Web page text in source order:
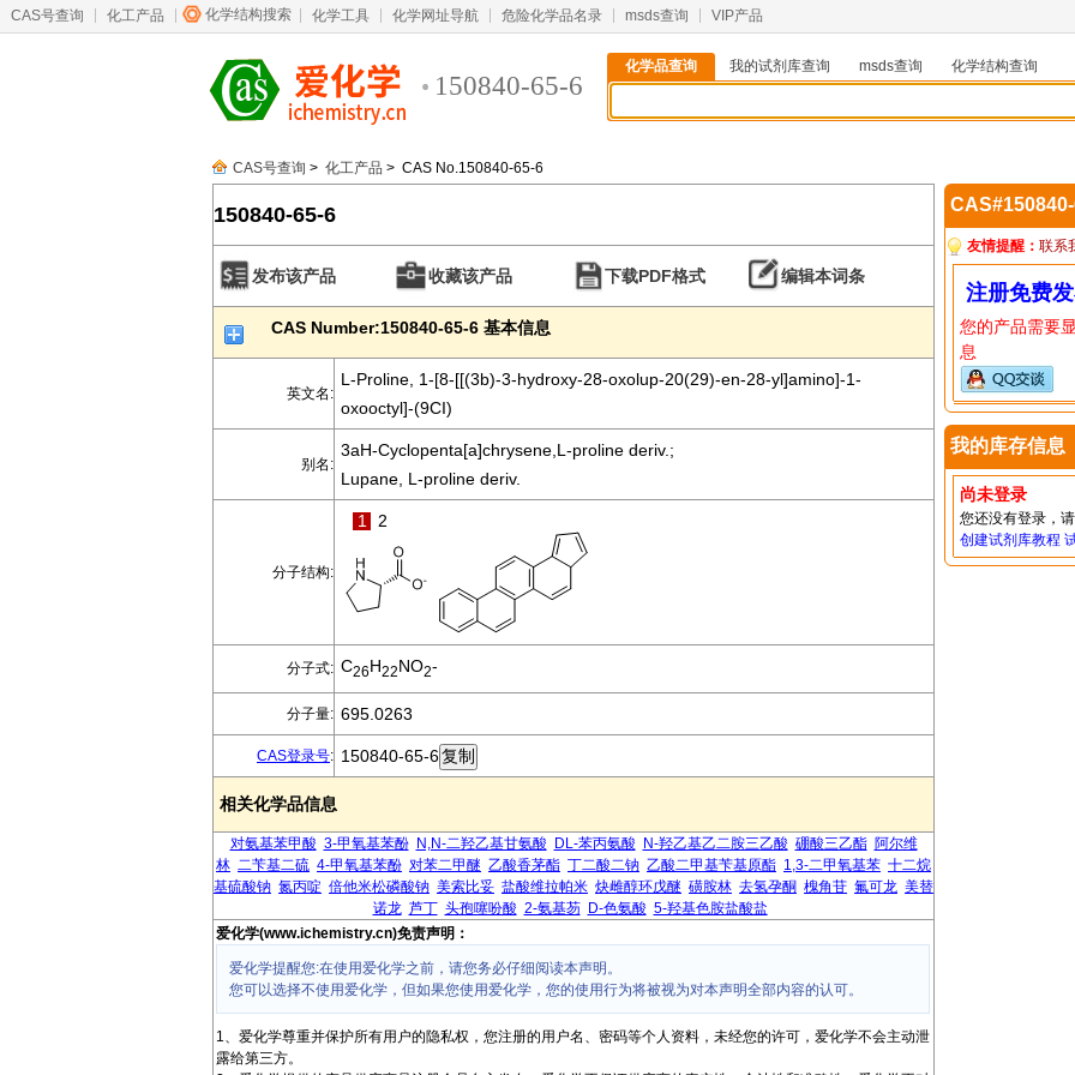
CAS号查询 化工产品 化学结构搜索 化学工具 化学网址导航 危险化学品名录 msds查询 VIP产品
150840-65-6
化学品查询 我的试剂库查询 msds查询
化学结构查询
CAS号查询 > 化工产品 > CAS No.150840-65-6
150840-65-6
发布该产品 收藏该产品 下载PDF格式 编辑本词条
CAS Number:150840-65-6 基本信息
英文名:
L-Proline, 1-[8-[[(3b)-3-hydroxy-28-oxolup-20(29)-en-28-yl]amino]-1-
oxooctyl]-(9CI)
别名:
3aH-Cyclopenta[a]chrysene,L-proline deriv.;
Lupane, L-proline deriv.
分子结构:
1 2
分子式: C26H22NO2-
分子量: 695.0263
CAS登录号: 150840-65-6
相关化学品信息
对氨基苯甲酸 3-甲氧基苯酚 N,N-二羟乙基甘氨酸 DL-苯丙氨酸 N-羟乙基乙二胺三乙酸 硼酸三乙酯 阿尔维
林 二苄基二硫 4-甲氧基苯酚 对苯二甲醚 乙酸香茅酯 丁二酸二钠 乙酸二甲基苄基原酯 1,3-二甲氧基苯 十二烷
基硫酸钠 氮丙啶 倍他米松磷酸钠 美索比妥 盐酸维拉帕米 炔雌醇环戊醚 磺胺林 去氢孕酮 槐角苷 氟可龙 美替
诺龙 芦丁 头孢噻吩酸 2-氨基芴 D-色氨酸 5-羟基色胺盐酸盐
爱化学(www.ichemistry.cn)免责声明：
爱化学提醒您:在使用爱化学之前，请您务必仔细阅读本声明。
您可以选择不使用爱化学，但如果您使用爱化学，您的使用行为将被视为对本声明全部内容的认可。
1、爱化学尊重并保护所有用户的隐私权，您注册的用户名、密码等个人资料，未经您的许可，爱化学不会主动泄
露给第三方。
友情提醒： 联系
注册免费
您的产品需要
息
我的库存信息
尚未登录
您还没有登录，
创建试剂库教程